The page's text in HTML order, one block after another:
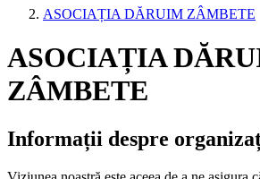
ASOCIAȚIA DĂRUIM ZÂMBETE
ASOCIAȚIA
ZÂMBETE
Informații despre